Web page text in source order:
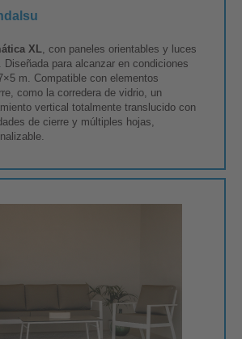
XL , con paneles orientables y luces
Diseñada para alcanzar en condiciones
m. Compatible con elementos
como la corredera de vidrio, un
vertical totalmente translucido con
de cierre y múltiples hojas,